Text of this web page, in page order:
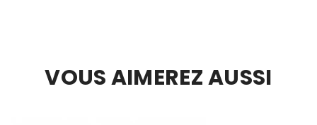
VOUS AIMEREZ AUSSI